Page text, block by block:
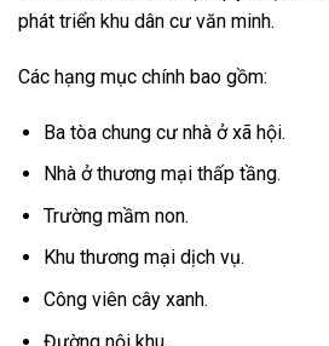
phát triển khu dân cư văn minh.
Các hạng mục chính bao gồm:
Ba tòa chung cư nhà ở xã hội.
Nhà ở thương mại thấp tầng.
Trường mầm non.
Khu thương mại dịch vụ.
Công viên cây xanh.
Đường nội khu.